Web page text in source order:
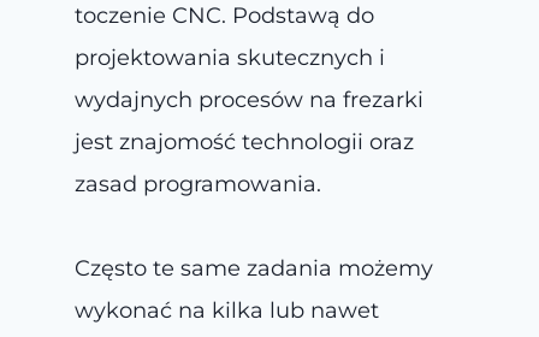
toczenie CNC. Podstawą do
projektowania skutecznych i
wydajnych procesów na frezarki
jest znajomość technologii oraz
zasad programowania.
Często te same zadania możemy
wykonać na kilka lub nawet